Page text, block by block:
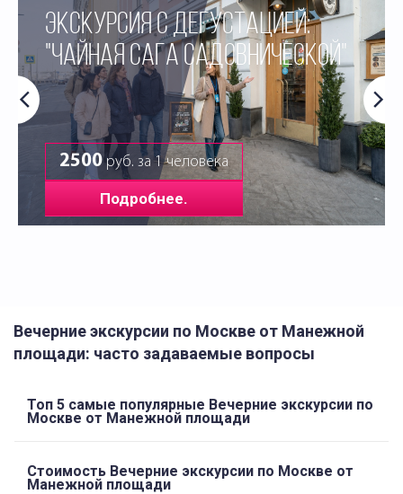
ЭКСКУРСИЯ С ДЕГУСТАЦИЕЙ:
"ЧАЙНАЯ САГА САДОВНИЧЕСКОЙ"
2500руб. за 1 человека
Подробнее.
Вечерние экскурсии по Москве от Манежной
площади: часто задаваемые вопросы
Топ 5 самые популярные Вечерние экскурсии по
Москве от Манежной площади
Стоимость Вечерние экскурсии по Москве от
Манежной площади